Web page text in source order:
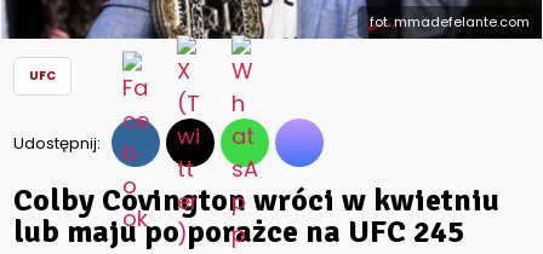
fot. mmadefelante.com
UFC
Udostępnij:
Colby Covington wróci w kwietniu
lub maju po porażce na UFC 245